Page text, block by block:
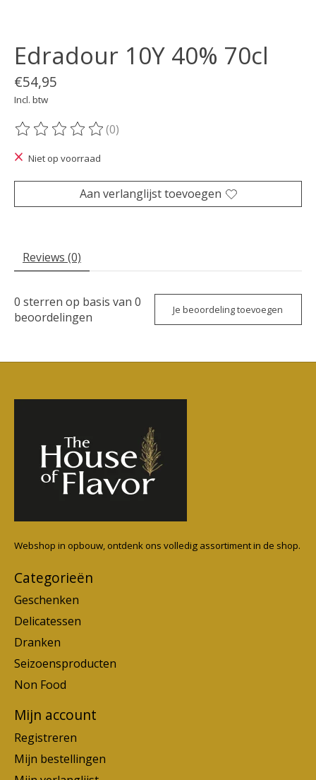
Edradour 10Y 40% 70cl
€54,95
Incl. btw
De beoordeling van dit product is
(0)
Niet op voorraad
Aan verlanglijst toevoegen
Reviews (0)
0 sterren op basis van 0
beoordelingen
Je beoordeling toevoegen
Webshop in opbouw, ontdenk ons volledig assortiment in de shop.
Categorieën
Geschenken
Delicatessen
Dranken
Seizoensproducten
Non Food
Mijn account
Registreren
Mijn bestellingen